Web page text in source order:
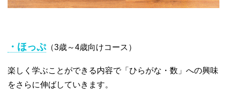
・ほっぷ（3歳～4歳向けコース）
楽しく学ぶことができる内容で「ひらがな・数」への興味
をさらに伸ばしていきます。